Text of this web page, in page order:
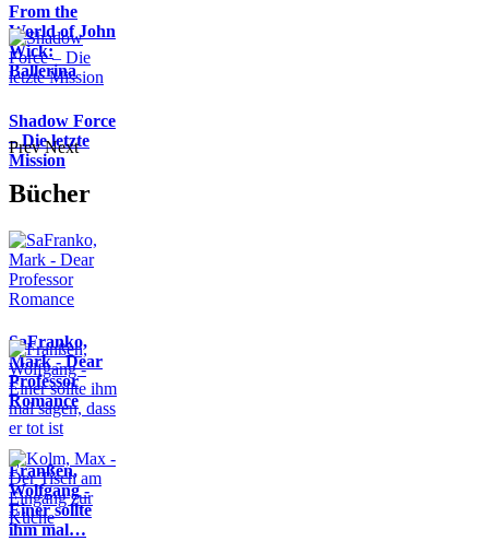
From the
World of John
Wick:
Ballerina
Shadow Force
– Die letzte
Mission
Prev Next
Bücher
SaFranko,
Mark - Dear
Professor
Romance
Franßen,
Wolfgang -
Einer sollte
ihm mal…